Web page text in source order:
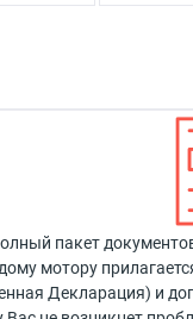
пакет
мотору
Декларация) и